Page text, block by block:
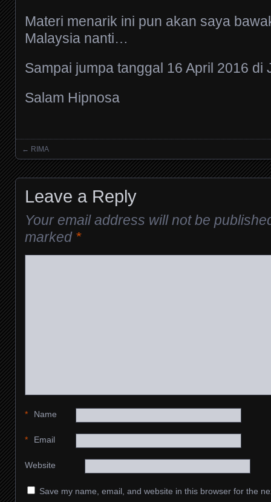
Materi menarik ini pun akan saya
Malaysia nanti…
Sampai jumpa tanggal 16 April 2016 di
Salam Hipnosa
Posts navigation
← RIMA
Leave a Reply
Your email address will not be
marked *
Name
*
Email
*
Website
Save my name, email, and website in this browser for the